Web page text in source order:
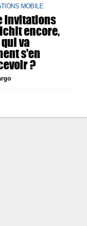
MOBILE
Invitations
encore,
va
s'en
?